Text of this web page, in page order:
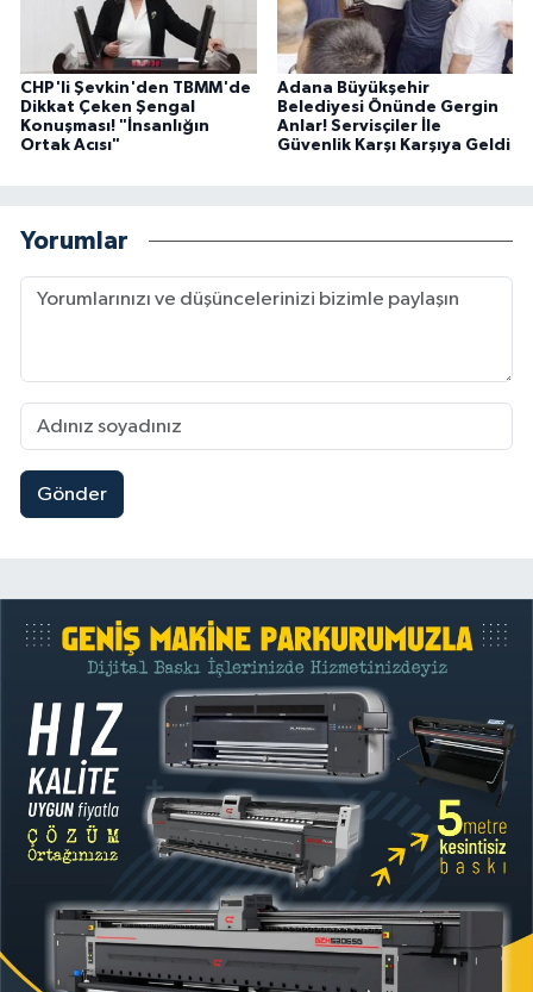
CHP'li Şevkin'den TBMM'de
Dikkat Çeken Şengal
Konuşması! "İnsanlığın
Ortak Acısı"
Adana Büyükşehir
Belediyesi Önünde Gergin
Anlar! Servisçiler İle
Güvenlik Karşı Karşıya Geldi
Yorumlar
Gönder